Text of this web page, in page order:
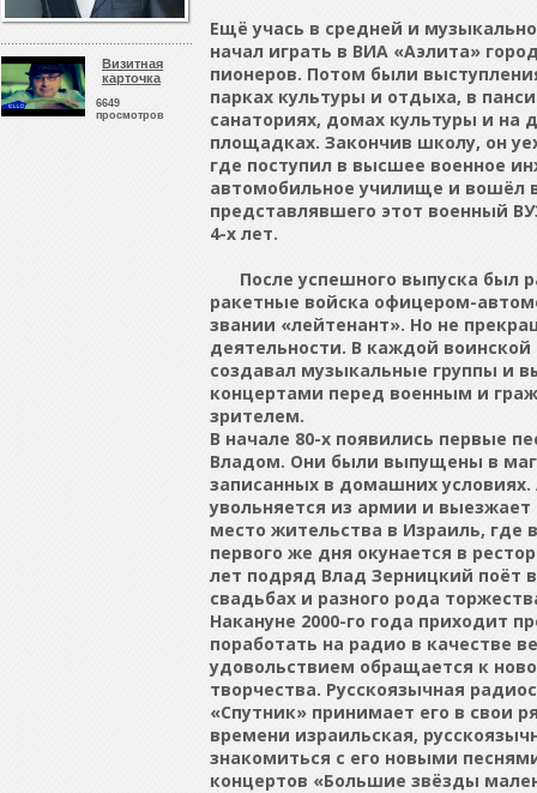
Визитная
карточка
6649
просмотров
Ещё учась в средней и
начал играть в ВИА «Аэлита»
пионеров. Потом были
парках культуры и отдыха, в
санаториях, домах культуры и на
площадках. Закончив школу, он
где поступил в высшее военное
автомобильное училище и вошёл
представлявшего этот военный
4-х лет.
После успешного выпуска был
ракетные войска офицером-
звании «лейтенант». Но не
деятельности. В каждой воинской
создавал музыкальные группы и
концертами перед военным и
зрителем.
В начале 80-х появились первые
Владом. Они были выпущены в
записанных в домашних условиях.
увольняется из армии и выезжает
место жительства в Израиль, где
первого же дня окунается в
лет подряд Влад Зерницкий поёт
свадьбах и разного рода
Накануне 2000-го года приходит
поработать на радио в качестве
удовольствием обращается к
творчества. Русскоязычная
«Спутник» принимает его в свои
времени израильская,
знакомиться с его новыми
концертов «Большие звёзды